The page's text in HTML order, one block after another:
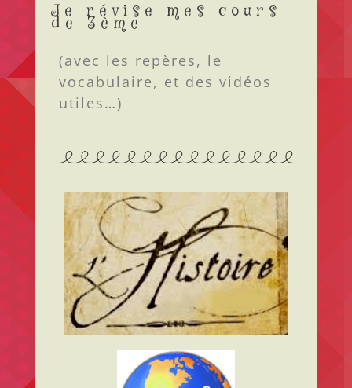
Je révise mes cours
de 3ème
(avec les repères, le
vocabulaire, et des vidéos
utiles…)